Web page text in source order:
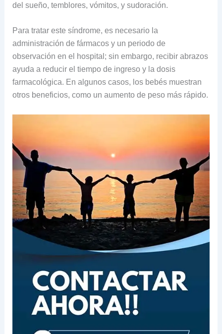
del sueño, temblores, vómitos, y sudoración.
Para tratar este síndrome, es necesario la
administración de fármacos y un periodo de
observación en el hospital; sin embargo, recibir abrazos
ayuda a reducir el tiempo de ingreso y la dosis
farmacológica. En algunos casos, los bebés muestran
otros beneficios, como un aumento de peso más rápido.